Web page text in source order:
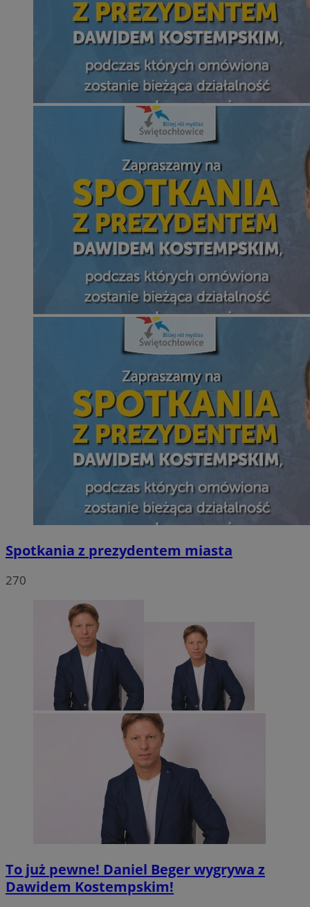
Spotkania z prezydentem miasta
270
To już pewne! Daniel Beger wygrywa z
Dawidem Kostempskim!